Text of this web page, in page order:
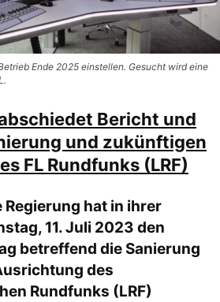
Ende 2025 einstellen. Gesucht wird eine
Bericht und
und zukünftigen
FL Rundfunks (LRF)
Regierung hat in ihrer
11. Juli 2023 den
betreffend die Sanierung
des
Rundfunks (LRF)